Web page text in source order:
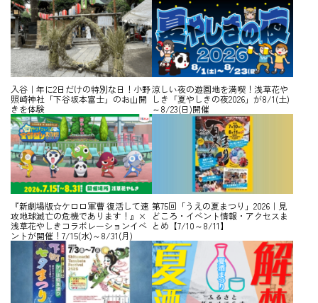
入谷｜年に2日だけの特別な日！小野
照崎神社「下谷坂本富士」のお山開
きを体験
涼しい夜の遊園地を満喫！浅草花や
しき「夏やしきの夜2026」が8/1(土)
～8/23(日)開催
『新劇場版☆ケロロ軍曹 復活して速
攻地球滅亡の危機であります！』×
浅草花やしきコラボレーションイベ
ントが開催！7/15(水)～8/31(月)
第75回「うえの夏まつり」2026｜見
どころ・イベント情報・アクセスま
とめ【7/10～8/11】